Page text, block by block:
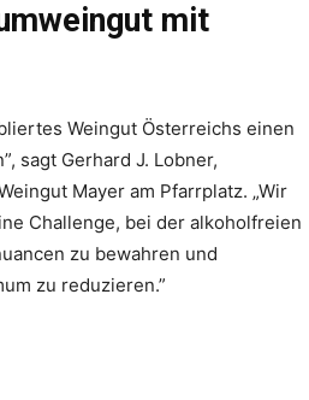
mit
Weingut Österreichs einen
sagt Gerhard J. Lobner,
Mayer am Pfarrplatz. „Wir
Challenge, bei der alkoholfreien
zu bewahren und
zu reduzieren.”